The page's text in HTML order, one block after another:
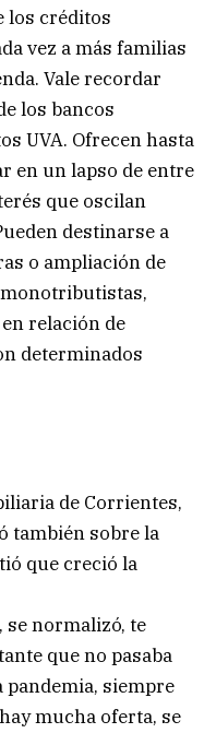
los créditos
vez a más familias
Vale recordar
los bancos
UVA. Ofrecen hasta
en un lapso de entre
que oscilan
destinarse a
o ampliación de
monotributistas,
relación de
determinados
de Corrientes,
también sobre la
que creció la
se normalizó, te
que no pasaba
pandemia, siempre
mucha oferta, se